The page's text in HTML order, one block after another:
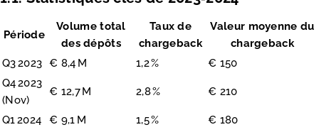
Période
Volume total
des dépôts
Taux de
chargeback
Valeur moyenne du
chargeback
Q3 2023 € 8,4 M 1,2 %
€ 150
Q4 2023
(Nov)
€ 12,7 M 2,8 % € 210
Q1 2024 € 9,1 M 1,5 % € 180